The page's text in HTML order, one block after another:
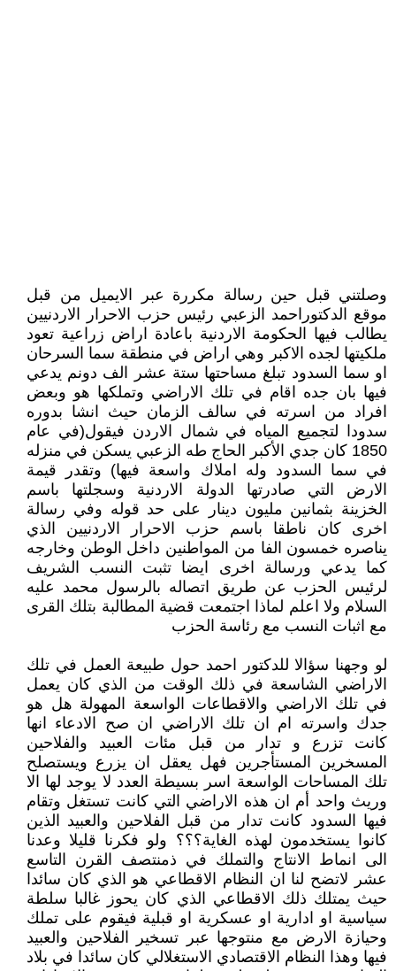
وصلتني قبل حين رسالة مكررة عبر الايميل من قبل
موقع الدكتوراحمد الزعبي رئيس حزب الاحرار الاردنيين
يطالب فيها الحكومة الاردنية باعادة اراض زراعية تعود
ملكيتها لجده الاكبر وهي اراض في منطقة سما السرحان
او سما السدود تبلغ مساحتها ستة عشر الف دونم يدعي
فيها بان جده اقام في تلك الاراضي وتملكها هو وبعض
افراد من اسرته في سالف الزمان حيث انشا بدوره
سدودا لتجميع المياه في شمال الاردن فيقول(في عام
1850 كان جدي الأكبر الحاج طه الزعبي يسكن في منزله
في سما السدود وله املاك واسعة فيها) وتقدر قيمة
الارض التي صادرتها الدولة الاردنية وسجلتها باسم
الخزينة بثمانين مليون دينار على حد قوله وفي رسالة
اخرى كان ناطقا باسم حزب الاحرار الاردنيين الذي
يناصره خمسون الفا من المواطنين داخل الوطن وخارجه
كما يدعي ورسالة اخرى ايضا تثبت النسب الشريف
لرئيس الحزب عن طريق اتصاله بالرسول محمد عليه
السلام ولا اعلم لماذا اجتمعت قضية المطالبة بتلك القرى
مع اثبات النسب مع رئاسة الحزب
لو وجهنا سؤالا للدكتور احمد حول طبيعة العمل في تلك
الاراضي الشاسعة في ذلك الوقت من الذي كان يعمل
في تلك الاراضي والاقطاعات الواسعة المهولة هل هو
جدك واسرته ام ان تلك الاراضي ان صح الادعاء انها
كانت تزرع و تدار من قبل مئات العبيد والفلاحين
المسخرين المستأجرين فهل يعقل ان يزرع ويستصلح
تلك المساحات الواسعة اسر بسيطة العدد لا يوجد لها الا
وريث واحد أم ان هذه الاراضي التي كانت تستغل وتقام
فيها السدود كانت تدار من قبل الفلاحين والعبيد الذين
كانوا يستخدمون لهذه الغاية؟؟؟ ولو فكرنا قليلا وعدنا
الى انماط الانتاج والتملك في ذمنتصف القرن التاسع
عشر لاتضح لنا ان النظام الاقطاعي هو الذي كان سائدا
حيث يمتلك ذلك الاقطاعي الذي كان يحوز غالبا سلطة
سياسية او ادارية او عسكرية او قبلية فيقوم على تملك
وحيازة الارض مع منتوجها عبر تسخير الفلاحين والعبيد
فيها وهذا النظام الاقتصادي الاستغلالي كان سائدا في بلاد